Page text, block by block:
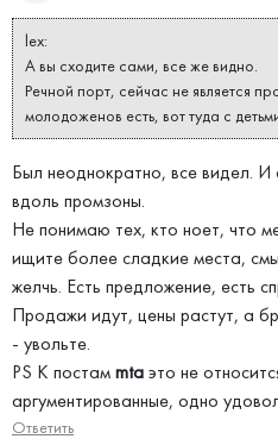
lex:
А вы сходите сами, все же видно.
Речной порт, сейчас не является
молодоженов есть, вот туда с детьми
Был неоднократно, все видел.
вдоль промзоны.
Не понимаю тех, кто ноет, что
ищите более сладкие места,
желчь. Есть предложение, есть
Продажи идут, цены растут, а
- увольте.
PS К постам mta это не
аргументированные, одно
Ответить